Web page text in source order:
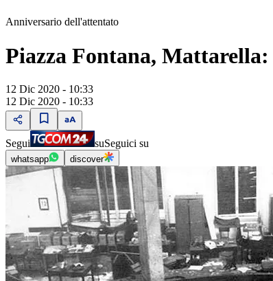
Anniversario dell'attentato
Piazza Fontana,
12 Dic 2020 - 10:33
12 Dic 2020 - 10:33
Segui suSeguici su
whatsapp discover